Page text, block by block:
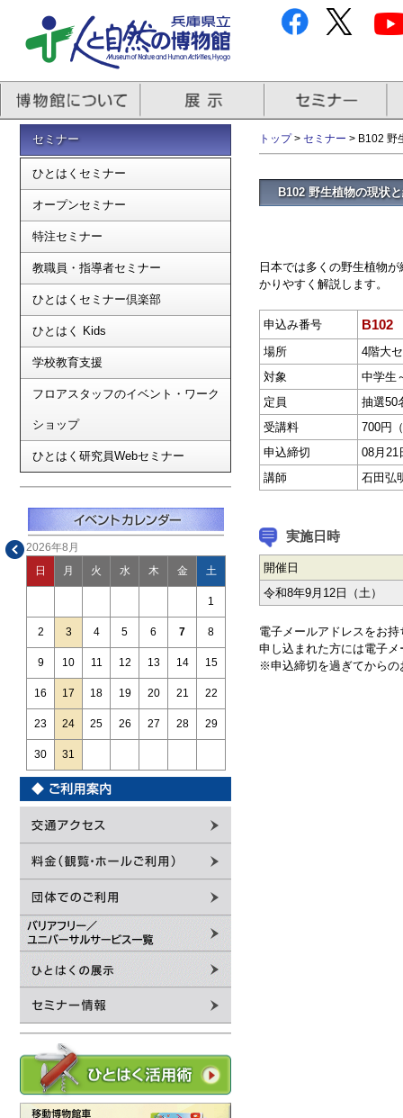
セミナー
ひとはくセミナー
オープンセミナー
特注セミナー
教職員・指導者セミナー
ひとはくセミナー倶楽部
ひとはく Kids
学校教育支援
フロアスタッフのイベント・ワーク
ショップ
ひとはく研究員Webセミナー
2026年8月
日 月 火 水 木 金 土
1
2 3 4 5 6 7 8
9 10 11 12 13 14 15
16 17 18 19 20 21 22
23 24 25 26 27 28 29
30 31
トップ> セミナー > B102 野
B102 野生植物の現状
日本では多くの野生植物
かりやすく解説します。
申込み番号 B102
場所
4階大
対象
中学生
定員
抽選50
受講料
700円
申込締切
08月21
講師
石田弘
実施日時
開催日
令和8年9月12日（土）
電子メールアドレスをお
申し込まれた方には電子
※申込締切を過ぎてからの